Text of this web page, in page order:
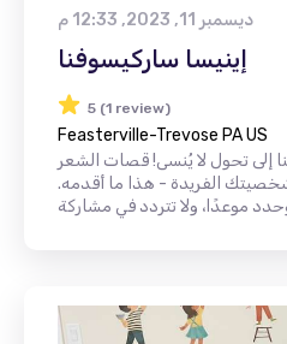
ديسمبر 11, 2023, 12:33 م
إينيسا ساركيسوفنا
5 (1 review)
Feasterville-Trevose PA US
إلى تحول لا يُنسى! قصات الشعر
شخصيتك الفريدة - هذا ما أقدمه.